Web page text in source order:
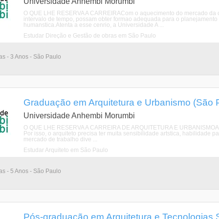
O QUE LHE RESERVA A CARREIRACom o aquecimento do mercado
intervalo de tempo, possam obter formao adequada para o
humanstica.Atenta a esse cenrio, a Universidade A ...
Estudar Direção e Gestão de obras em São Paulo
- 3 Anos - São Paulo
Graduação em Arquitetura e Urbanismo (São
Universidade Anhembi Morumbi
O QUE LHE RESERVA A CARREIRA DE ARQUITETURA E
Por isso, o arquiteto precisa ter muita sensibilidade artstica, habilidade
mercado de trabalho dive ...
Estudar Arquiteto em São Paulo
- 5 Anos - São Paulo
Pós-graduação em Arquitetura e Tecnologias